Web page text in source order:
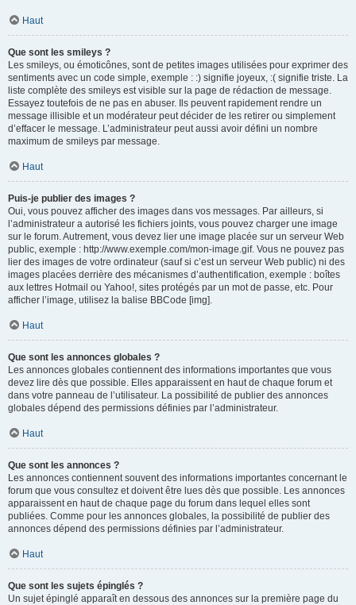
Haut
Que sont les smileys ?
Les smileys, ou émoticônes, sont de petites images utilisées pour exprimer des
sentiments avec un code simple, exemple : :) signifie joyeux, :( signifie triste. La
liste complète des smileys est visible sur la page de rédaction de message.
Essayez toutefois de ne pas en abuser. Ils peuvent rapidement rendre un
message illisible et un modérateur peut décider de les retirer ou simplement
d’effacer le message. L’administrateur peut aussi avoir défini un nombre
maximum de smileys par message.
Haut
Puis-je publier des images ?
Oui, vous pouvez afficher des images dans vos messages. Par ailleurs, si
l’administrateur a autorisé les fichiers joints, vous pouvez charger une image
sur le forum. Autrement, vous devez lier une image placée sur un serveur Web
public, exemple : http://www.exemple.com/mon-image.gif. Vous ne pouvez pas
lier des images de votre ordinateur (sauf si c’est un serveur Web public) ni des
images placées derrière des mécanismes d’authentification, exemple : boîtes
aux lettres Hotmail ou Yahoo!, sites protégés par un mot de passe, etc. Pour
afficher l’image, utilisez la balise BBCode [img].
Haut
Que sont les annonces globales ?
Les annonces globales contiennent des informations importantes que vous
devez lire dès que possible. Elles apparaissent en haut de chaque forum et
dans votre panneau de l’utilisateur. La possibilité de publier des annonces
globales dépend des permissions définies par l’administrateur.
Haut
Que sont les annonces ?
Les annonces contiennent souvent des informations importantes concernant le
forum que vous consultez et doivent être lues dès que possible. Les annonces
apparaissent en haut de chaque page du forum dans lequel elles sont
publiées. Comme pour les annonces globales, la possibilité de publier des
annonces dépend des permissions définies par l’administrateur.
Haut
Que sont les sujets épinglés ?
Un sujet épinglé apparaît en dessous des annonces sur la première page du